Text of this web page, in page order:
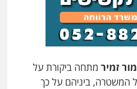
זמיר מתחה ביקורת על
המשטרה, ביניהם על כך